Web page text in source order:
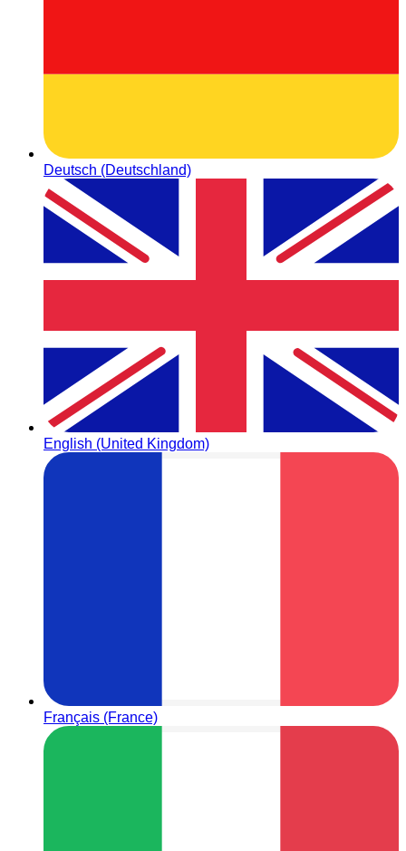
Deutsch (Deutschland)
English (United Kingdom)
Français (France)